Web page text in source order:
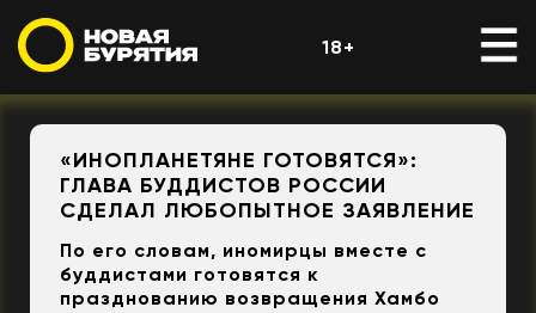
18+
«ИНОПЛАНЕТЯНЕ ГОТОВЯТСЯ»:
ГЛАВА БУДДИСТОВ РОССИИ
СДЕЛАЛ ЛЮБОПЫТНОЕ ЗАЯВЛЕНИЕ
По его словам, иномирцы вместе с
буддистами готовятся к
празднованию возвращения Хамбо